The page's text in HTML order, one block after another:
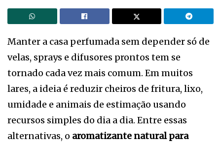
Manter a casa perfumada sem depender só de
velas, sprays e difusores prontos tem se
tornado cada vez mais comum. Em muitos
lares, a ideia é reduzir cheiros de fritura, lixo,
umidade e animais de estimação usando
recursos simples do dia a dia. Entre essas
alternativas, o aromatizante natural para